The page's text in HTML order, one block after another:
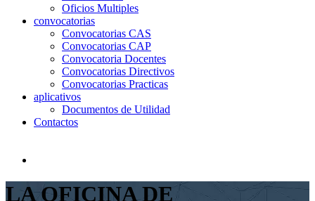
Oficios Multiples
convocatorias
Convocatorias CAS
Convocatorias CAP
Convocatoria Docentes
Convocatorias Directivos
Convocatorias Practicas
aplicativos
Documentos de Utilidad
Contactos
LA OFICINA DE